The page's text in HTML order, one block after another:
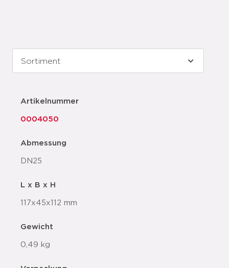
Artikelnummer
0004050
Abmessung
DN25
L x B x H
117x45x112 mm
Gewicht
0,49 kg